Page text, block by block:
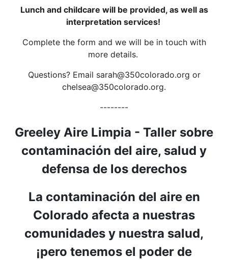
Lunch and childcare will be provided, as well as
interpretation services!
Complete the form and we will be in touch with
more details.
Questions? Email sarah@350colorado.org or
chelsea@350colorado.org.
--------
Greeley Aire Limpia - Taller sobre
contaminación del aire, salud y
defensa de los derechos
La contaminación del aire en
Colorado afecta a nuestras
comunidades y nuestra salud,
¡pero tenemos el poder de